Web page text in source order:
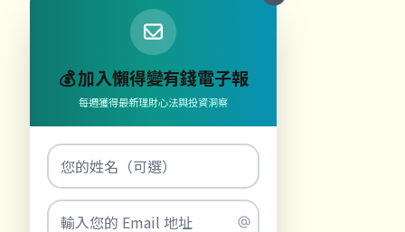
💰 加入懶得變有錢電子報
每週獲得最新理財心法與投資洞察